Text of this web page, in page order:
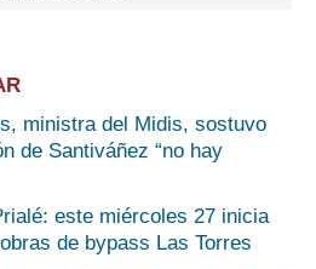
ministra del Midis, sostuvo
de Santiváñez “no hay
este miércoles 27 inicia
de bypass Las Torres